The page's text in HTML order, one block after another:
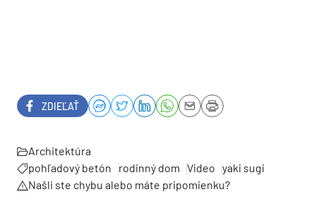
ZDIEĽAŤ
Architektúra
pohľadový betón
rodinný dom Video yaki sugi
Našli ste chybu alebo máte pripomienku?